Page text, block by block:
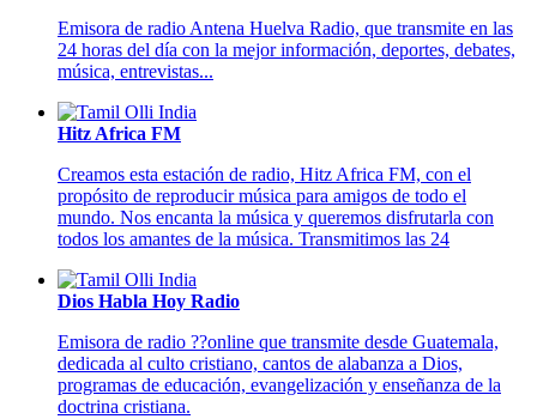
Emisora de radio Antena Huelva Radio, que transmite en las
24 horas del día con la mejor información, deportes, debates,
música, entrevistas...
Hitz Africa FM
Creamos esta estación de radio, Hitz Africa FM, con el
propósito de reproducir música para amigos de todo el
mundo. Nos encanta la música y queremos disfrutarla con
todos los amantes de la música. Transmitimos las 24
Dios Habla Hoy Radio
Emisora de radio ??online que transmite desde Guatemala,
dedicada al culto cristiano, cantos de alabanza a Dios,
programas de educación, evangelización y enseñanza de la
doctrina cristiana.